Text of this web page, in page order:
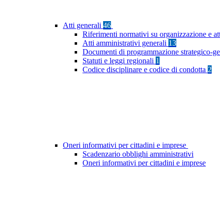
Atti generali 46
Riferimenti normativi su organizzazione e
Atti amministrativi generali 13
Documenti di programmazione strategico-
Statuti e leggi regionali 1
Codice disciplinare e codice di condotta 2
Oneri informativi per cittadini e imprese
Scadenzario obblighi amministrativi
Oneri informativi per cittadini e imprese